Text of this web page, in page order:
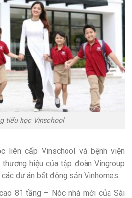
tiểu học Vinschool
liên cấp Vinschool và bệnh viện
hiệu của tập đoàn Vingroup
các dự án bất động sản Vinhomes.
81 tầng – Nóc nhà mới của Sài